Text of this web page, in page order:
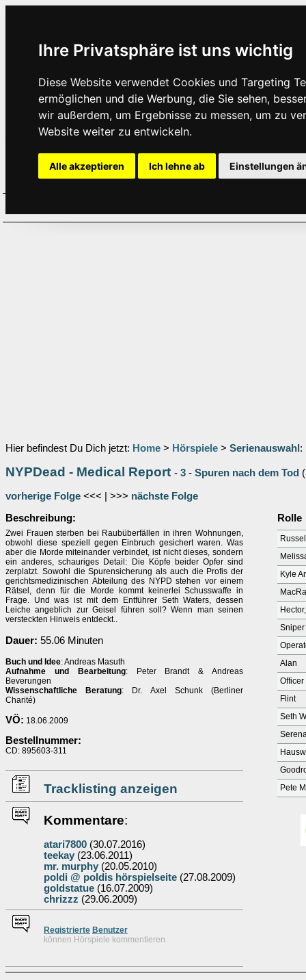
Ihre Privatsphäre ist uns wichtig
Diese Website verwendet Cookies und Targeting
ermöglichen und die Werbung, die Sie sehen,
wir außerdem, um Ergebnisse zu messen, um zu
Website weiter zu entwickeln.
Alle akzeptieren Ich lehne ab Einstellungen
Hier befindest Du Dich jetzt: Home > Hörspiele > Serienauswahl :
NYPDead - Medical Report - 3 - Spuren nach dem Tod (
vorherige Folge <<< | >>> nächste Folge
Beschreibung:
Zwei Frauen sterben bei Raubüberfällen in ihren Wohnungen,
obwohl diese speziell gegen Einbruch gesichert waren. Was
aber die Morde miteinander verbindet, ist nicht dieses, sondern
ein anderes, schauriges Detail: Die Köpfe beider Opfer sind
zerplatzt. Sowohl die Spurensicherung als auch die Profis der
gerichtsmedizinischen Abteilung des NYPD stehen vor einem
Rätsel, denn für die Morde kommt keinerlei Schusswaffe in
Frage. Und was ist mit dem Entführer Seth Waters, dessen
Leiche angeblich zur Geisel führen soll? Wenn man seinen
versteckten Hinweis entdeckt..
Dauer: 55.06 Minuten
Buch und Idee: Andreas Masuth
Aufnahme und Bearbeitung: Peter Brandt & Andreas
Beverungen
Wissenschaftliche Beratung: Dr. Axel Schunk (Berliner
Charité)
VÖ: 18.06.2009
Bestellnummer:
CD: 895603-311
Tracklisting anzeigen
Kommentare:
atari7800 (30.07.2016)
teekay (23.06.2011)
mr. murphy (20.05.2010)
poldi @ poldis hörspielseite (27.08.2009)
goldstatue (16.07.2009)
chrizzz (29.06.2009)
Registrierte Benutzer
können Hörspiele kommentieren
Rolle
Kyle
Sniper
Alan
Officer
Flint
Seth
Pete